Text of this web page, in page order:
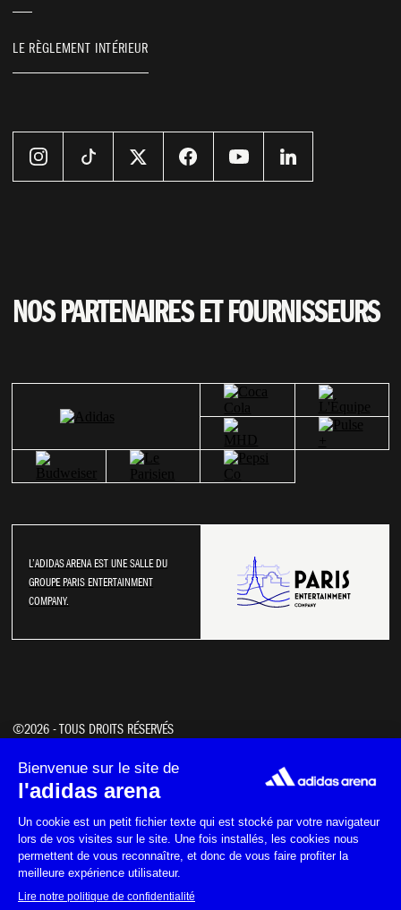
CENTRAL CHAPELLE
NOS ACTUS
VOS BESOINS
NOS PARTENAIRES
LE RÈGLEMENT INTÉRIEUR
NOS PARTENAIRES ET FOURNISSEURS
L’ADIDAS ARENA EST UNE SALLE DU
GROUPE PARIS ENTERTAINMENT
COMPANY.
©2026 - TOUS DROITS RÉSERVÉS
NOTRE POLITIQUE RSE
COOKIES
DÉCLARATION D'ACCESSIBILITÉ